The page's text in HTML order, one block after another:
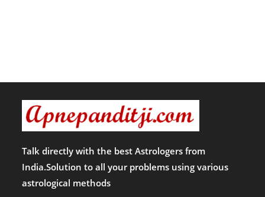
Talk directly with the best Astrologers from
India.Solution to all your problems using various
astrological methods